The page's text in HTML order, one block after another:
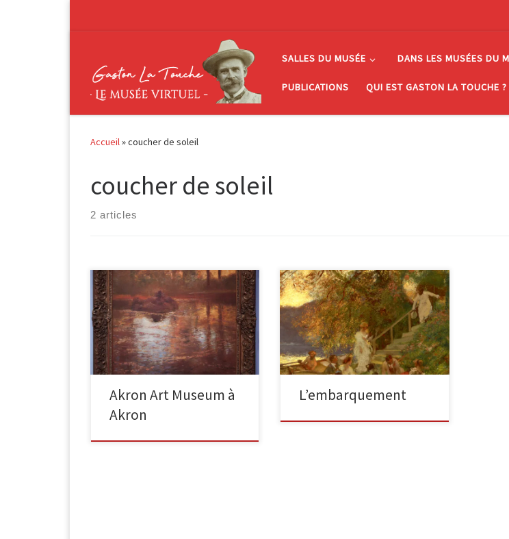
SALLES DU MUSÉE DANS LES MUSÉES DU
PUBLICATIONS QUI EST GASTON LA TOUCHE ?
Accueil»coucher de soleil
coucher de soleil
2 articles
Crépuscule Années 1890, huile sur
toile, 23 5/8 in. X 23 3/4 in. (60,01 cm
x 60,33 cm), Don de […]
Akron Art Museum à
Akron
L’embarquement « Gaston La
Touche » (signé en bas à droite + S-C
pour Saint-Cloud)Huile sur panneau
Panneau : 26 1/8″ haut […]
L’embarquement